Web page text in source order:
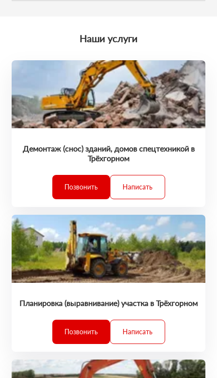
Наши услуги
Демонтаж (снос) зданий, домов спецтехникой в
Трёхгорном
Позвонить Написать
Планировка (выравнивание) участка в Трёхгорном
Позвонить Написать